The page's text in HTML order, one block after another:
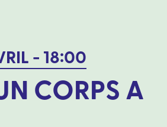
- 18:00
CORPS A